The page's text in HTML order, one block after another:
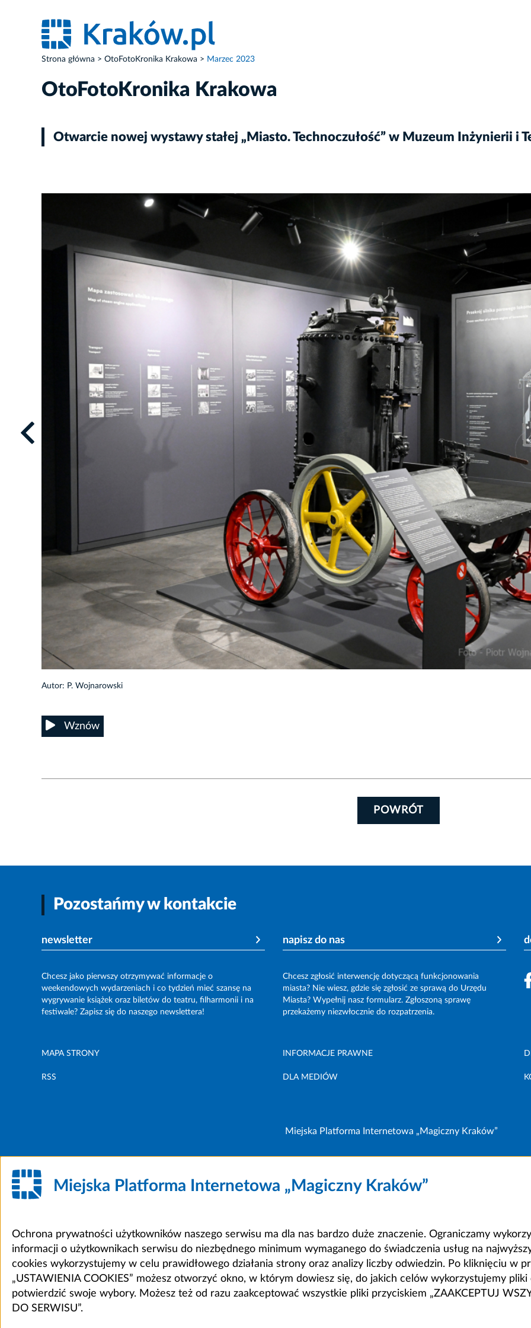
Strona główna OtoFotoKronika Krakowa Marzec 2023
OtoFotoKronika Krakowa
Otwarcie nowej wystawy stałej „Miasto. Technoczułość” w Muzeum Inżynierii i
Autor: P. Wojnarowski
Wznów
POWRÓT
Pozostańmy w kontakcie
newsletter
Chcesz jako pierwszy otrzymywać informacje o
weekendowych wydarzeniach i co tydzień mieć szansę na
wygrywanie książek oraz biletów do teatru, filharmonii i na
festiwale? Zapisz się do naszego newslettera!
napisz do nas
Chcesz zgłosić interwencję dotyczącą funkcjonowania
miasta? Nie wiesz, gdzie się zgłosić ze sprawą do Urzędu
Miasta? Wypełnij nasz formularz. Zgłoszoną sprawę
przekażemy niezwłocznie do rozpatrzenia.
MAPA STRONY INFORMACJE PRAWNE
RSS DLA MEDIÓW
Miejska Platforma Internetowa „Magiczny Kraków”
Miejska Platforma Internetowa „Magiczny Kraków”
Ochrona prywatności użytkowników naszego serwisu ma dla nas bardzo duże znaczenie. Ograniczamy
informacji o użytkownikach serwisu do niezbędnego minimum wymaganego do świadczenia usług na
cookies wykorzystujemy w celu prawidłowego działania strony oraz analizy liczby odwiedzin. Po kliknięciu w
„USTAWIENIA COOKIES” możesz otworzyć okno, w którym dowiesz się, do jakich celów wykorzystujemy pliki
potwierdzić swoje wybory. Możesz też od razu zaakceptować wszystkie pliki przyciskiem „ZAAKCEPTUJ
DO SERWISU”.